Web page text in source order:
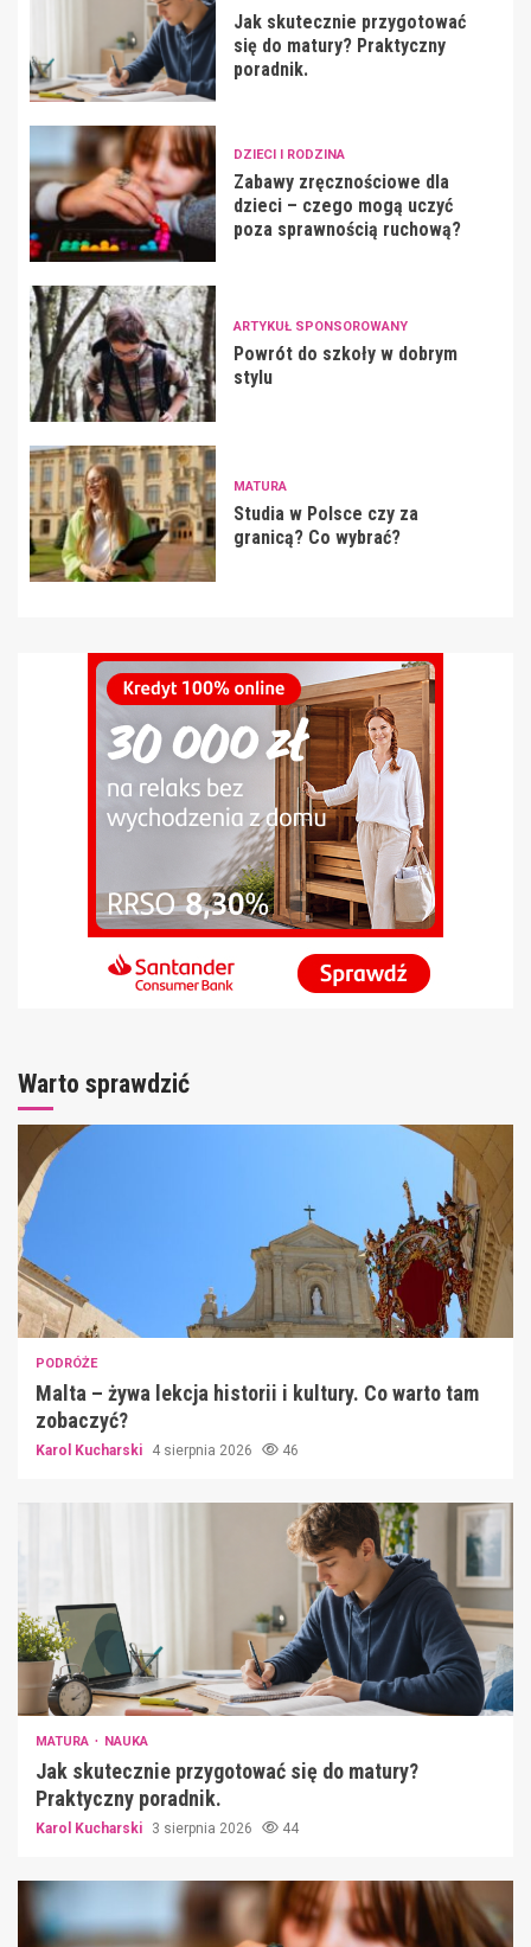
Jak skutecznie przygotować
się do matury? Praktyczny
poradnik.
DZIECI I RODZINA
Zabawy zręcznościowe dla
dzieci – czego mogą uczyć
poza sprawnością ruchową?
ARTYKUŁ SPONSOROWANY
Powrót do szkoły w dobrym
stylu
MATURA
Studia w Polsce czy za
granicą? Co wybrać?
Warto sprawdzić
PODRÓŻE
Malta – żywa lekcja historii i kultury. Co warto tam
zobaczyć?
Karol Kucharski 4 sierpnia 2026 46
MATURA NAUKA
Jak skutecznie przygotować się do matury?
Praktyczny poradnik.
Karol Kucharski 3 sierpnia 2026 44